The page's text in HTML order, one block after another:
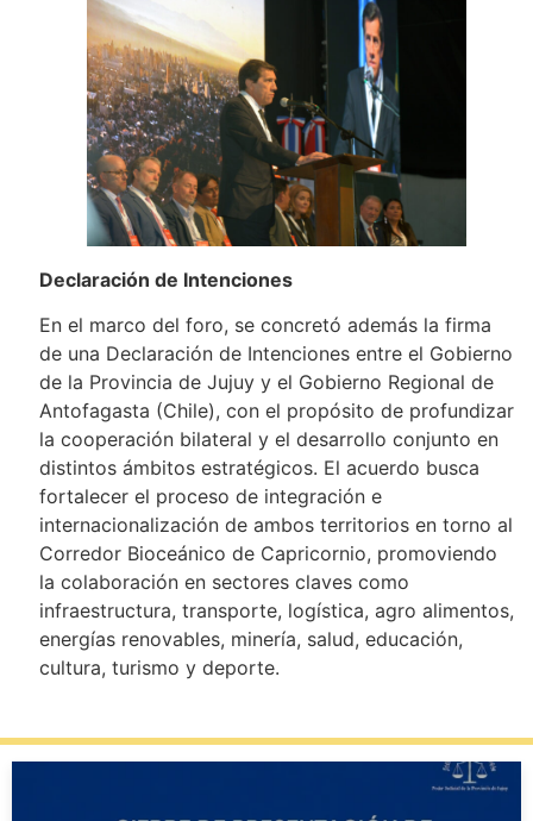
Declaración de Intenciones
En el marco del foro, se concretó además la firma
de una Declaración de Intenciones entre el Gobierno
de la Provincia de Jujuy y el Gobierno Regional de
Antofagasta (Chile), con el propósito de profundizar
la cooperación bilateral y el desarrollo conjunto en
distintos ámbitos estratégicos. El acuerdo busca
fortalecer el proceso de integración e
internacionalización de ambos territorios en torno al
Corredor Bioceánico de Capricornio, promoviendo
la colaboración en sectores claves como
infraestructura, transporte, logística, agro alimentos,
energías renovables, minería, salud, educación,
cultura, turismo y deporte.